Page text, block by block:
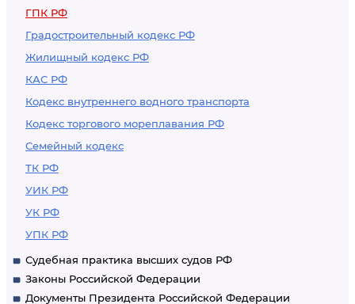
ГПК РФ
Градостроительный кодекс РФ
Жилищный кодекс РФ
КАС РФ
Кодекс внутреннего водного транспорта
Кодекс торгового мореплавания РФ
Семейный кодекс
ТК РФ
УИК РФ
УК РФ
УПК РФ
Судебная практика высших судов РФ
Законы Российской Федерации
Документы Президента Российской Федерации